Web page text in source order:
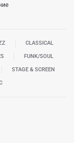
CLASSICAL
FUNK/SOUL
STAGE & SCREEN